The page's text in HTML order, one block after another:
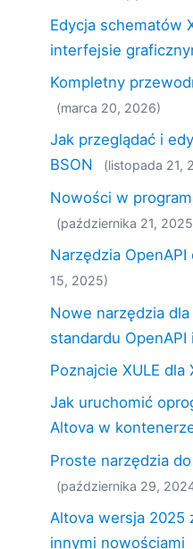
Edycja schematów
interfejsie
Kompletny
(marca 20, 2026)
Jak przeglądać i
BSON
(listopada 21,
Nowości w
(października 21,
Narzędzia
15, 2025)
Nowe narzędzia
standardu OpenAPI
Poznajcie XULE dla
Jak uruchomić
Altova w
Proste narzędzia
(października 29,
Altova wersja 2025
innymi nowościami